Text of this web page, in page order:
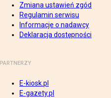
Zmiana ustawień zgód
Regulamin serwisu
Informacje o nadawcy
Deklaracja dostępności
PARTNERZY
E-kiosk.pl
E-gazety.pl